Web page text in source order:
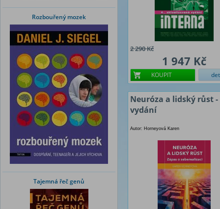
Rozbouřený mozek
Tajemná řeč genů
2 290 Kč
1 947 Kč
KOUPIT
Neuróza a lidský růst -
vydání
Autor: Horneyová Karen